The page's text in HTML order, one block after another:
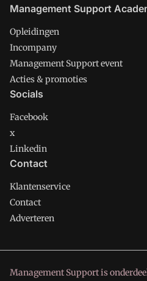
Management Support
Opleidingen
Incompany
Management Support event
Acties & promoties
Socials
Facebook
x
Linkedin
Contact
Klantenservice
Contact
Adverteren
Management Support is